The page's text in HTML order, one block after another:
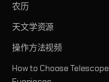
农历
天文学资源
操作方法视频
How to Choose Telescope